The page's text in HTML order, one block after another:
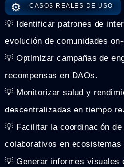
⚙️ CASOS REALES DE USO
💡 Identificar patrones de
evolución de comunidades
💡 Optimizar campañas de
recompensas en DAOs.
💡 Monitorizar salud y
descentralizadas en tiempo
💡 Facilitar la coordinación de
colaborativos en ecosistemas
💡 Generar informes visuales